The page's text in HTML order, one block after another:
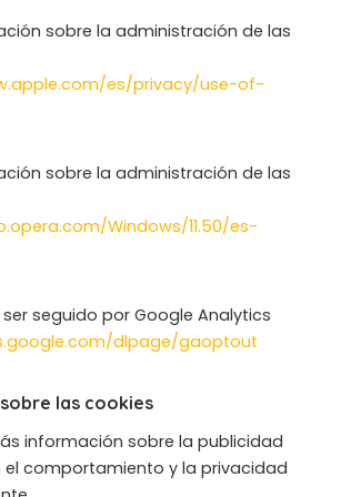
sobre la administración de las
es/privacy/use-of-
sobre la administración de las
Windows/11.50/es-
seguido por Google Analytics
dlpage/gaoptout
las cookies
información sobre la publicidad
el comportamiento y la privacidad